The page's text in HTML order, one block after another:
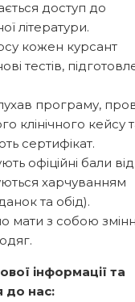
доступ до
літератури.
кожен курсант
тестів,
програму,
клінічного кейсу
сертифікат.
офіційні бали
харчуванням
та обід).
мати з собою
інформації та
до нас: